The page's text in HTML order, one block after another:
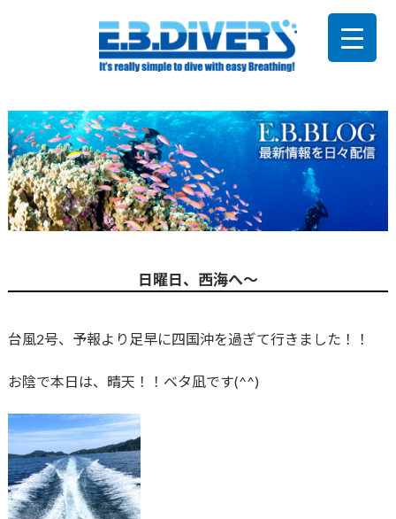
日曜日、西海へ～
台風2号、予報より足早に四国沖を過ぎて行きました！！
お陰で本日は、晴天！！ベタ凪です(^^)